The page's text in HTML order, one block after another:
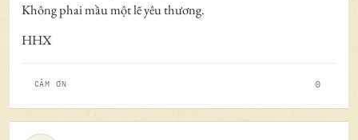
Không phai mầu một lẽ yêu thương.
HHX
CẢM ƠN 0